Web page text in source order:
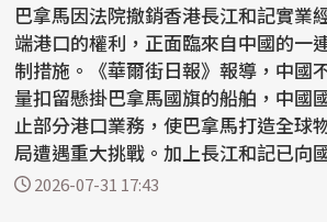
巴拿馬因法院撤銷香港長江和記實業
端港口的權利，正面臨來自中國的一
制措施。《華爾街日報》報導，中國
量扣留懸掛巴拿馬國旗的船舶，中國
止部分港口業務，使巴拿馬打造全球
局遭遇重大挑戰。加上長江和記已向
0億美元...
2026-07-31 17:43